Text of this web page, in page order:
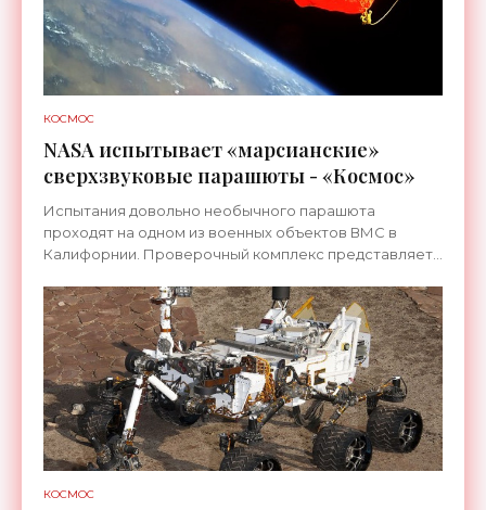
КОСМОС
NASA испытывает «марсианские»
сверхзвуковые парашюты - «Космос»
Испытания довольно необычного парашюта
проходят на одном из военных объектов ВМС в
Калифорнии. Проверочный комплекс представляет
закреплённым на них
КОСМОС